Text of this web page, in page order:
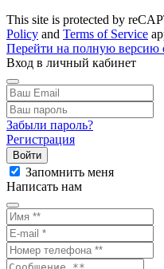
This site is protected by
Policy and Terms of Service
Перейти на полную версию
Вход в личный кабинет
Забыли пароль?
Регистрация
Войти
Запомнить меня
Написать нам